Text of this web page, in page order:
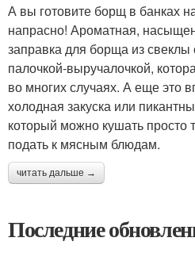
А вы готовите борщ в банках
напрасно! Ароматная,
заправка для борща из свеклы
палочкой-выручалочкой,
во многих случаях. А еще это
холодная закуска или
который можно кушать просто
подать к мясным блюдам.
читать дальше →
Последние